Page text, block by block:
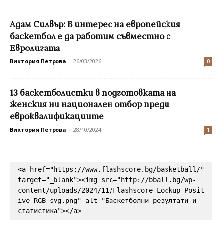
Адам Силвър: В интерес на европейския
баскетбол е да работим съвместно с
Евролигата
Виктория Петрова - 26/03/2026 0
13 баскетболистки в подготовката на
женския ни национален отбор преди
евроквалификациите
Виктория Петрова - 28/10/2024 1
<a href="https://www.flashscore.bg/basketball/"
target="_blank"><img src="http://bball.bg/wp-
content/uploads/2024/11/Flashscore_Lockup_Posit
ive_RGB-svg.png" alt="Баскетболни резултати и
статистика"></a>